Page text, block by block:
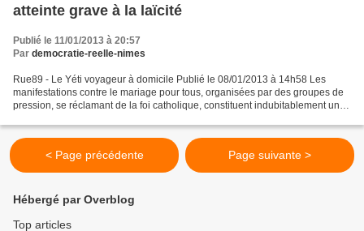
atteinte grave à la laïcité
Publié le 11/01/2013 à 20:57
Par democratie-reelle-nimes
Rue89 - Le Yéti voyageur à domicile Publié le 08/01/2013 à 14h58 Les
manifestations contre le mariage pour tous, organisées par des groupes de
pression, se réclamant de la foi catholique, constituent indubitablement une
< Page précédente Page suivante >
Hébergé par Overblog
Top articles